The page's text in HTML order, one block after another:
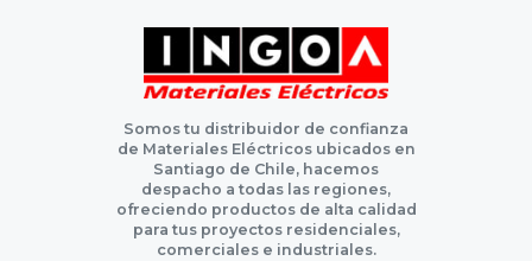
Somos tu distribuidor de confianza
de Materiales Eléctricos ubicados en
Santiago de Chile, hacemos
despacho a todas las regiones,
ofreciendo productos de alta calidad
para tus proyectos residenciales,
comerciales e industriales.